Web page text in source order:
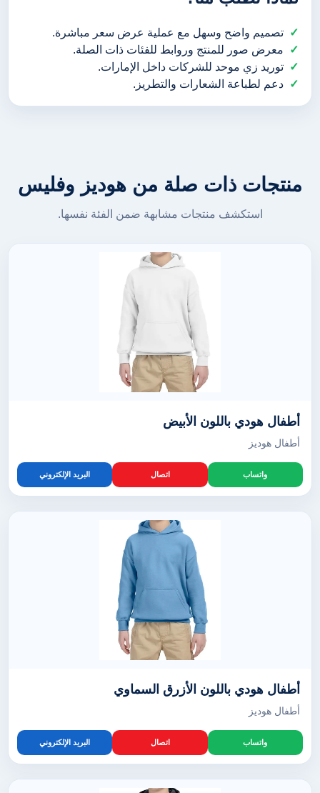
تصميم واضح وسهل مع عملية عرض سعر مباشرة.
معرض صور للمنتج وروابط للفئات ذات الصلة.
توريد زي موحد للشركات داخل الإمارات.
دعم لطباعة الشعارات والتطريز.
منتجات ذات صلة من هوديز وفليس
استكشف منتجات مشابهة ضمن الفئة نفسها.
أطفال هودي باللون الأبيض
أطفال هوديز
واتساب اتصال البريد الإلكتروني
أطفال هودي باللون الأزرق السماوي
أطفال هوديز
واتساب اتصال البريد الإلكتروني